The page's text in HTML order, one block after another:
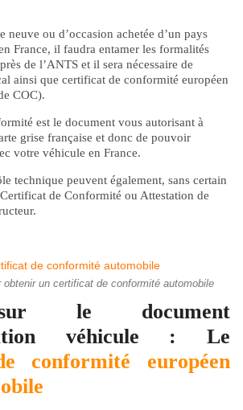
ou d’occasion achetée d’un pays
France, il faudra entamer les formalités
de l’ANTS et il sera nécessaire de
ainsi que certificat de conformité européen
COC).
est le document vous autorisant à
grise française et donc de pouvoir
votre véhicule en France.
technique peuvent également, sans certain
de Conformité ou Attestation de
obtenir un certificat de conformité automobile
le document
véhicule : Le
conformité européen